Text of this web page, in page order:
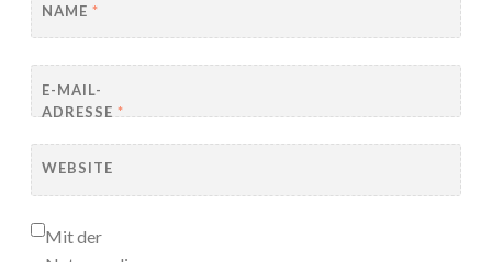
NAME *
E-MAIL-
ADRESSE *
WEBSITE
Mit der